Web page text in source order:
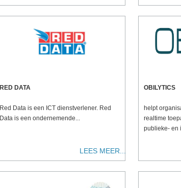
RED DATA
Red Data is een ICT dienstverlener. Red
Data is een ondernemende...
LEES MEER...
OBILYTICS
helpt
realtime
publieke- en